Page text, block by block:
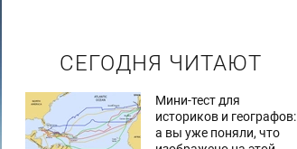
СЕГОДНЯ ЧИТАЮТ
Мини-тест для
историков и географов:
а вы уже поняли, что